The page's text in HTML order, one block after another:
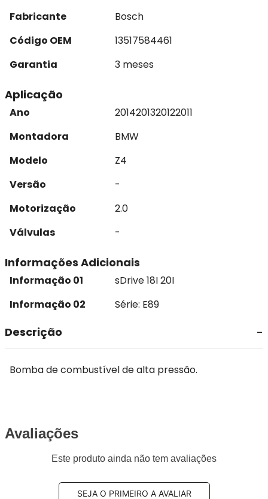
Fabricante
Bosch
Código OEM
13517584461
Garantia
3 meses
Aplicação
Ano 2014201320122011
Montadora
BMW
Modelo
Z4
Versão
-
Motorização
2.0
Válvulas
-
Informações Adicionais
Informação 01
sDrive 18I 20I
Informação 02
Série: E89
Descrição
Bomba de combustível de alta pressão.
Avaliações
Este produto ainda não tem avaliações
SEJA O PRIMEIRO A AVALIAR